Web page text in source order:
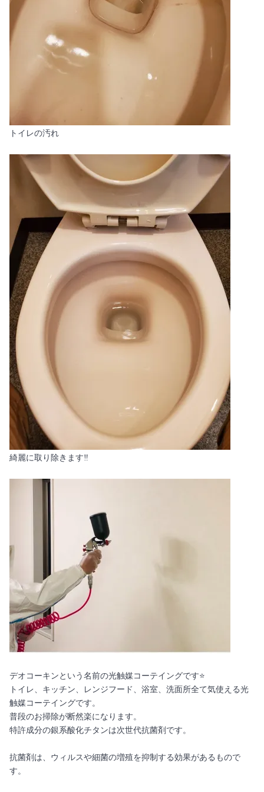
トイレの汚れ
綺麗に取り除きます‼️
デオコーキンという名前の光触媒コーテイングです⭐️
トイレ、キッチン、レンジフード、浴室、洗面所全て気使える光
触媒コーテイングです。
普段のお掃除が断然楽になります。
特許成分の銀系酸化チタンは次世代抗菌剤です。
抗菌剤は、ウィルスや細菌の増殖を抑制する効果があるもので
す。